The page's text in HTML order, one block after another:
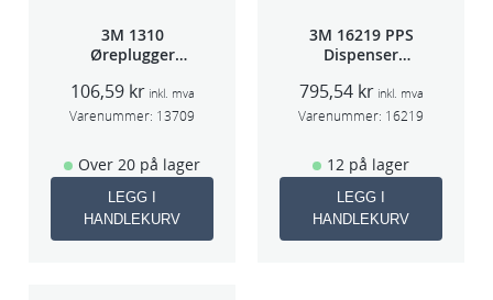
3M 1310
Øreplugger
106,59 kr inkl. mva
Varenummer: 13709
Over 20 på lager
LEGG I
HANDLEKURV
3M 16219 PPS
Dispenser
(Large,Std og
Midi)
795,54 kr inkl. mva
Varenummer: 16219
12 på lager
LEGG I
HANDLEKURV